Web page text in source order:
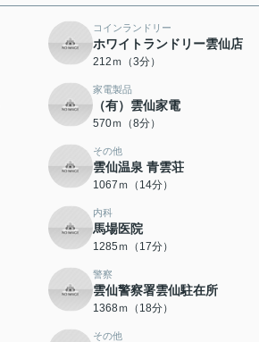
コインランドリー
ホワイトランドリー雲仙店
212ｍ（3分）
家電製品
（有）雲仙家電
570ｍ（8分）
その他
雲仙温泉 青雲荘
1067ｍ（14分）
内科
馬場医院
1285ｍ（17分）
警察
雲仙警察署雲仙駐在所
1368ｍ（18分）
その他